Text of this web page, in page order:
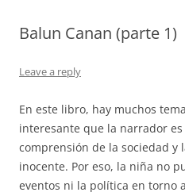
Balun Canan (parte 1)
Leave a reply
En este libro, hay muchos
interesante que la narrador
comprensión de la sociedad y
inocente. Por eso, la niña no
eventos ni la política en torno